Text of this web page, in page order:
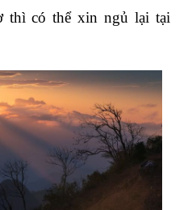
thì có thể xin ngủ lại tại